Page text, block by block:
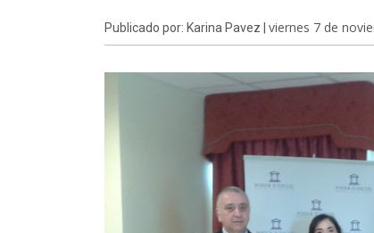
Publicado por: Karina Pavez | viernes 7 de